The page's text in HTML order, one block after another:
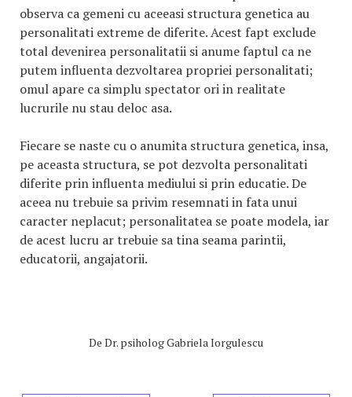
observa ca gemeni cu aceeasi structura genetica au
personalitati extreme de diferite. Acest fapt exclude
total devenirea personalitatii si anume faptul ca ne
putem influenta dezvoltarea propriei personalitati;
omul apare ca simplu spectator ori in realitate
lucrurile nu stau deloc asa.
Fiecare se naste cu o anumita structura genetica, insa,
pe aceasta structura, se pot dezvolta personalitati
diferite prin influenta mediului si prin educatie. De
aceea nu trebuie sa privim resemnati in fata unui
caracter neplacut; personalitatea se poate modela, iar
de acest lucru ar trebuie sa tina seama parintii,
educatorii, angajatorii.
De Dr. psiholog Gabriela Iorgulescu